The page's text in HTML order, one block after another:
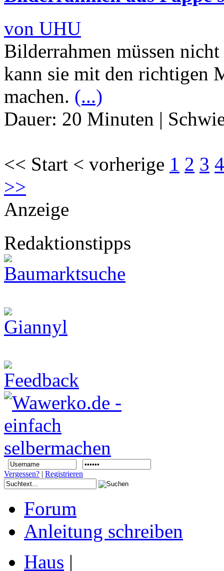
von UHU
Bilderrahmen müssen
kann sie mit den richtigen
machen. (...)
Dauer: 20 Minuten |
<< Start < vorherige 1 2 3 4
>>
Anzeige
Redaktionstipps
Vergessen? | Registrieren
Forum
Anleitung schreiben
Haus |